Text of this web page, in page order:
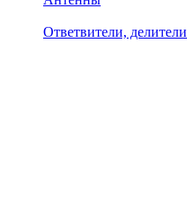
Ответвители, делители